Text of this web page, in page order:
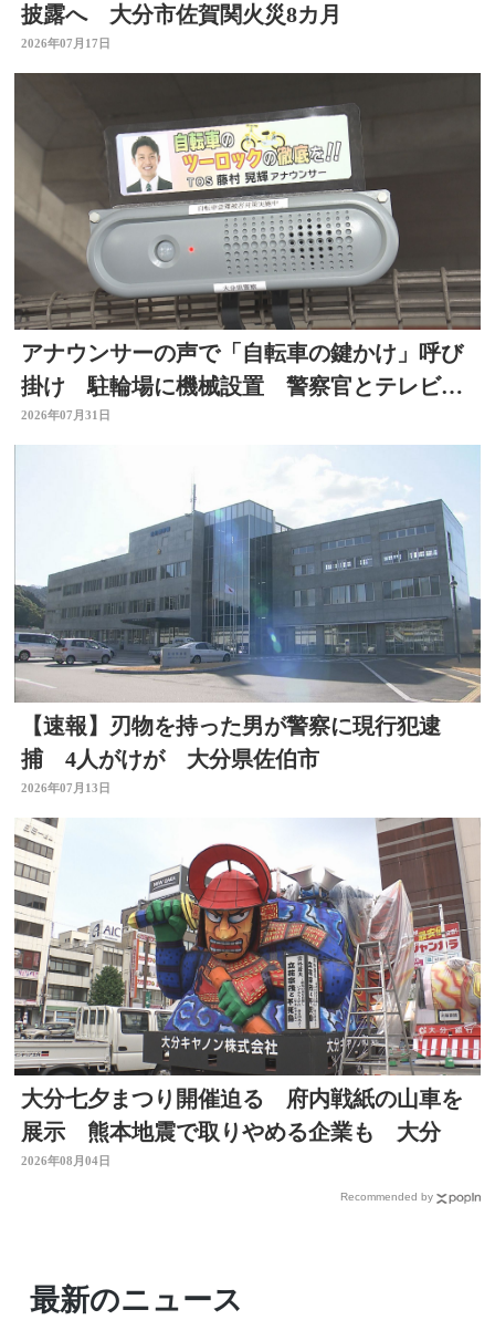
披露へ 大分市佐賀関火災8カ月
2026年07月17日
アナウンサーの声で「自転車の鍵かけ」呼び
掛け 駐輪場に機械設置 警察官とテレビ局
がタッグ 大分
2026年07月31日
【速報】刃物を持った男が警察に現行犯逮
捕 4人がけが 大分県佐伯市
2026年07月13日
大分七夕まつり開催迫る 府内戦紙の山車を
展示 熊本地震で取りやめる企業も 大分
2026年08月04日
Recommended by
最新のニュース